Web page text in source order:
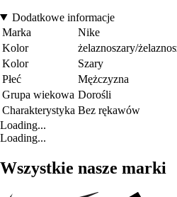
Dodatkowe informacje
Marka
Nike
Kolor
żelaznoszary/
Kolor
Szary
Płeć
Mężczyzna
Grupa wiekowa Dorośli
Charakterystyka Bez rękawów
Loading...
Loading...
Wszystkie nasze marki